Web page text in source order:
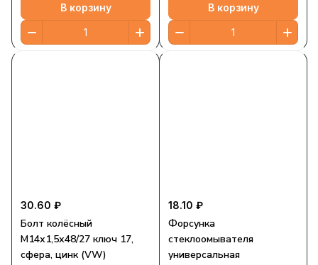
В корзину В корзину
30.60 ₽
Болт колёсный
М14х1,5х48/27 ключ 17,
сфера, цинк (VW)
18.10 ₽
Форсунка
стеклоомывателя
универсальная